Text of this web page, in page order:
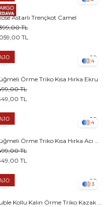
Astarlı Trençkot Camel
TL
TL
4
Örme Triko Kısa Hırka Ekru
TL
TL
4
Düğmeli Örme Triko Kısa Hırka Acı kahve
TL
TL
3
Duble Kollu Kalın Örme Triko Kazak Ekru